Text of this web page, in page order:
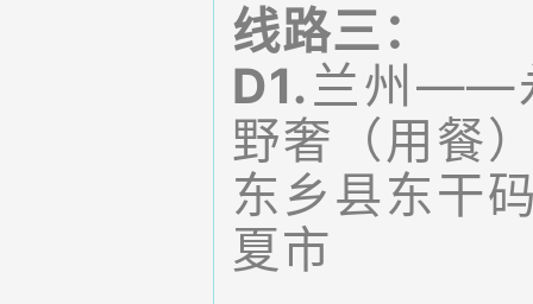
线路三：
D1. 兰州——
野奢（用餐
东乡县东干
夏市